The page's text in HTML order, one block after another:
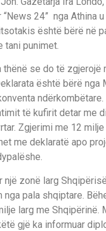
24” nga Athina
është bërë në
tani punimet.
thënë se do të zgjerojë
është bërë nga
të kufirit detar me
Zgjerimi me 12
me deklaratë apo
një zonë larg Shqipërisë
pala shqiptare.
larg me Shqipërinë.
gjë ka informuar